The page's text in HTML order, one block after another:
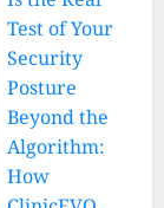
Test of Your
Security
Posture
Beyond the
Algorithm:
How